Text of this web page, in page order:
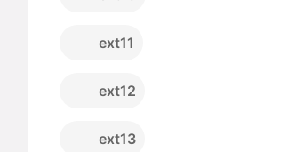
ext11
ext12
ext13